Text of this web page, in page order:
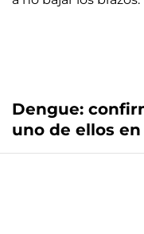
Dengue:
uno de ellos